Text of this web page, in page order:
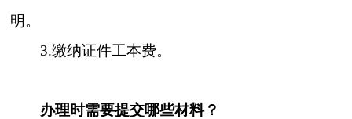
明。
3.缴纳证件工本费。
办理时需要提交哪些材料？